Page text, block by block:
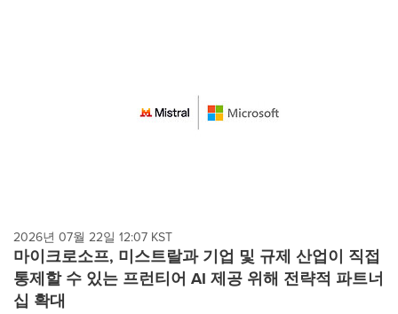
2026년 07월 22일 12:07 KST
마이크로소프, 미스트랄과 기업 및 규제 산업이 직접
통제할 수 있는 프런티어 AI 제공 위해 전략적 파트너
십 확대